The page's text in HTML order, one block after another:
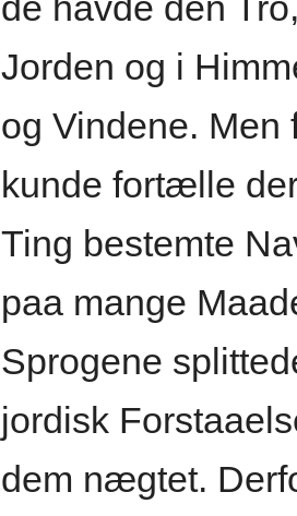
Jorden og i
og Vindene. Men
kunde fortælle
Ting bestemte
paa mange
Sprogene
jordisk
dem nægtet.